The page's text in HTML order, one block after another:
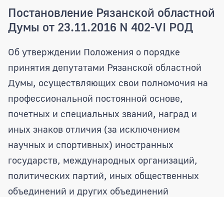
Постановление Рязанской областной
Думы от 23.11.2016 N 402-VI РОД
Об утверждении Положения о порядке
принятия депутатами Рязанской областной
Думы, осуществляющих свои полномочия на
профессиональной постоянной основе,
почетных и специальных званий, наград и
иных знаков отличия (за исключением
научных и спортивных) иностранных
государств, международных организаций,
политических партий, иных общественных
объединений и других объединений